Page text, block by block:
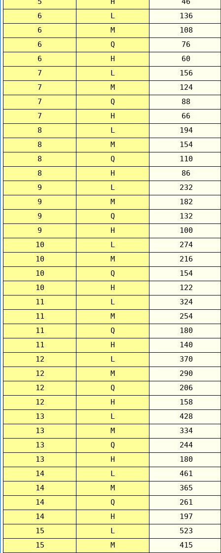
6
L
136
6
M
108
6
Q
76
6
H
60
7
L
156
7
M
124
7
Q
88
7
H
66
8
L
194
8
M
154
8
Q
110
8
H
86
9
L
232
9
M
182
9
Q
132
9
H
100
10
L
274
10
M
216
10
Q
154
10
H
122
11
L
324
11
M
254
11
Q
180
11
H
140
12
L
370
12
M
290
12
Q
206
12
H
158
13
L
428
13
M
334
13
Q
244
13
H
180
14
L
461
14
M
365
14
Q
261
14
H
197
15
L
523
15
M 415